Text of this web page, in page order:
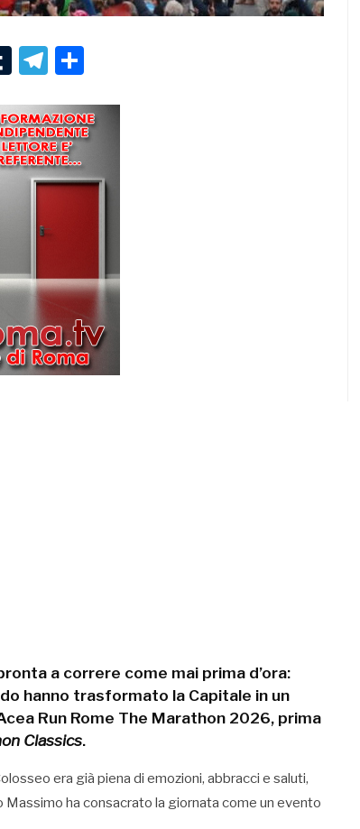
TumblrTelegram
a correre come mai prima d’ora:
hanno trasformato la Capitale in un
Run Rome The Marathon 2026, prima
Classics.
era già piena di emozioni, abbracci e saluti,
Massimo ha consacrato la giornata come un evento